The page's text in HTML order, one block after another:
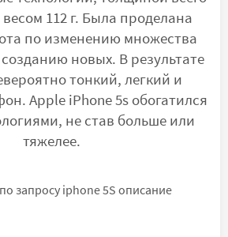
112 г. Была проделана
по изменению множества
новых. В результате
тонкий, легкий и
Apple iPhone 5s обогатился
не став больше или
тяжелее.